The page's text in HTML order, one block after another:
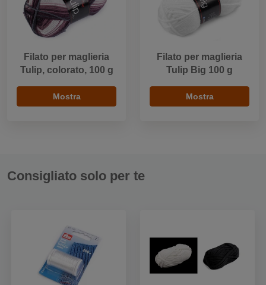
Filato per maglieria
Tulip, colorato, 100 g
Mostra
Filato per maglieria
Tulip Big 100 g
Mostra
Consigliato solo per te